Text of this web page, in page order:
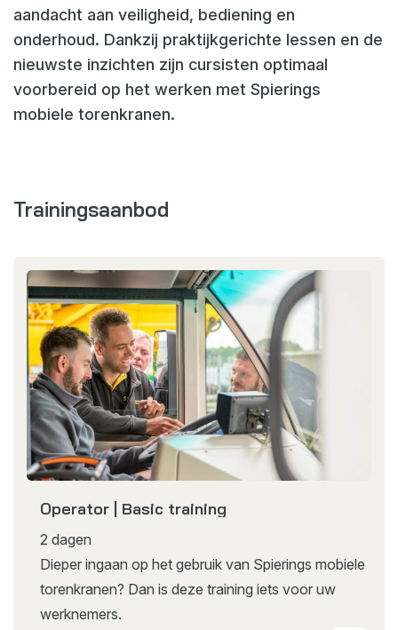
aandacht aan veiligheid, bediening en
onderhoud. Dankzij praktijkgerichte lessen en de
nieuwste inzichten zijn cursisten optimaal
voorbereid op het werken met Spierings
mobiele torenkranen.
Trainingsaanbod
Operator | Basic training
2 dagen
Dieper ingaan op het gebruik van Spierings mobiele
torenkranen? Dan is deze training iets voor uw
werknemers.